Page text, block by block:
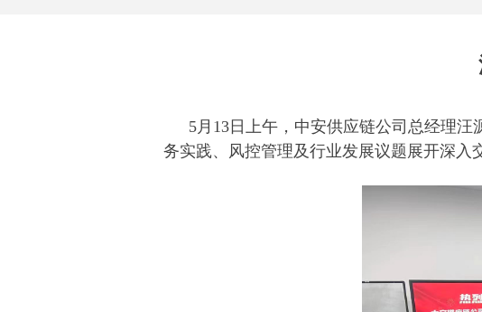
5月13日上午，中安供应链公司总经理
务实践、风控管理及行业发展议题展开深入